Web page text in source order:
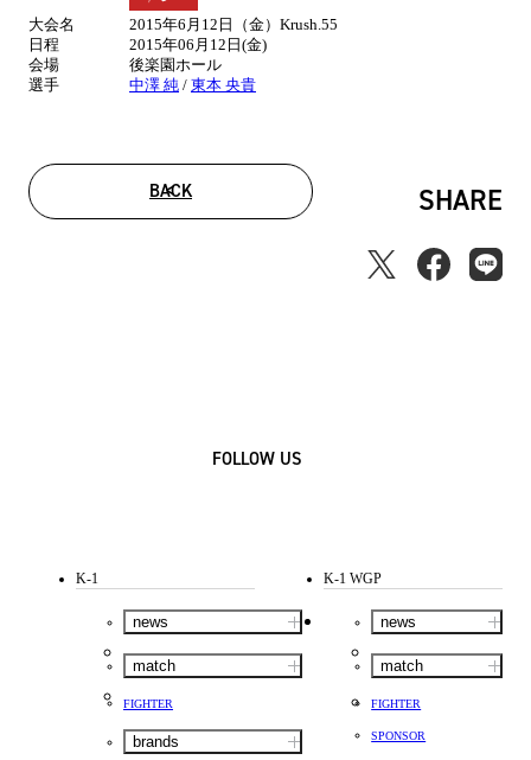
大会名
2015年6月12日（金）Krush.55
日程
2015年06月12日(金)
会場
後楽園ホール
選手
中澤 純 / 東本 央貴
BACK SHARE
FOLLOW US
K-1
news
match
FIGHTER
brands
K-1 WGP
news
match
FIGHTER
SPONSOR